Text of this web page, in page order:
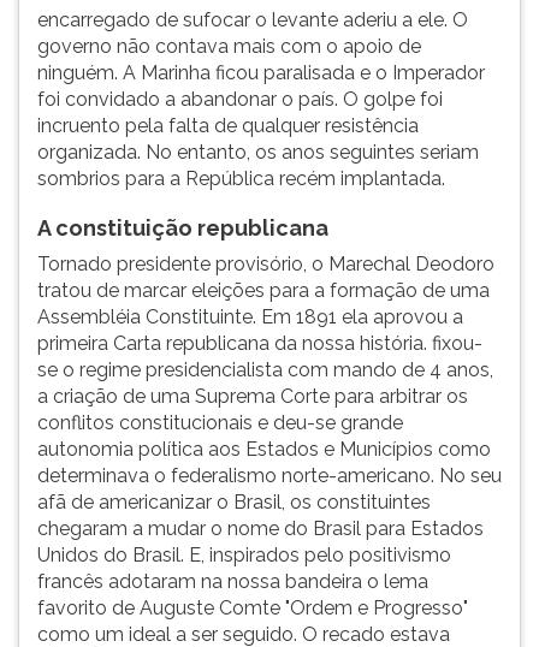
encarregado de sufocar o levante aderiu a ele. O
governo não contava mais com o apoio de
ninguém. A Marinha ficou paralisada e o Imperador
foi convidado a abandonar o país. O golpe foi
incruento pela falta de qualquer resistência
organizada. No entanto, os anos seguintes seriam
sombrios para a República recém implantada.
A constituição republicana
Tornado presidente provisório, o Marechal Deodoro
tratou de marcar eleições para a formação de uma
Assembléia Constituinte. Em 1891 ela aprovou a
primeira Carta republicana da nossa história. fixou-
se o regime presidencialista com mando de 4 anos,
a criação de uma Suprema Corte para arbitrar os
conflitos constitucionais e deu-se grande
autonomia política aos Estados e Municípios como
determinava o federalismo norte-americano. No seu
afã de americanizar o Brasil, os constituintes
chegaram a mudar o nome do Brasil para Estados
Unidos do Brasil. E, inspirados pelo positivismo
francês adotaram na nossa bandeira o lema
favorito de Auguste Comte "Ordem e Progresso"
como um ideal a ser seguido. O recado estava